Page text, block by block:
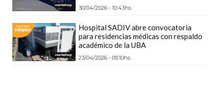
LA
GUÍA
DEFINITIVA
30/04/2026 - 10:43hs.
Hospital SADIV abre convocatoria
para residencias médicas con respaldo
académico de la UBA
23/04/2026 - 09:10hs.